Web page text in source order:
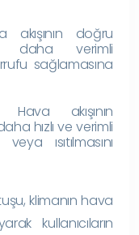
akışının doğru
daha verimli
sağlamasına
Hava akışının
hızlı ve verimli
ısıtılmasını
klimanın hava
kullanıcıların